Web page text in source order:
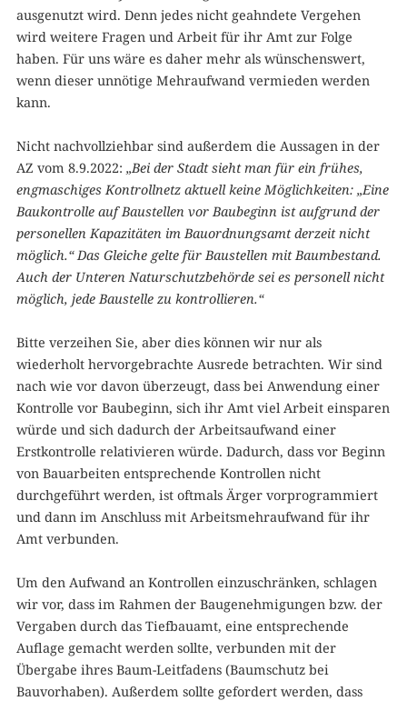
ausgenutzt wird. Denn jedes nicht geahndete Vergehen
wird weitere Fragen und Arbeit für ihr Amt zur Folge
haben. Für uns wäre es daher mehr als wünschenswert,
wenn dieser unnötige Mehraufwand vermieden werden
kann.
Nicht nachvollziehbar sind außerdem die Aussagen in der
AZ vom 8.9.2022: „Bei der Stadt sieht man für ein frühes,
engmaschiges Kontrollnetz aktuell keine Möglichkeiten: „Eine
Baukontrolle auf Baustellen vor Baubeginn ist aufgrund der
personellen Kapazitäten im Bauordnungsamt derzeit nicht
möglich.“ Das Gleiche gelte für Baustellen mit Baumbestand.
Auch der Unteren Naturschutzbehörde sei es personell nicht
möglich, jede Baustelle zu kontrollieren.“
Bitte verzeihen Sie, aber dies können wir nur als
wiederholt hervorgebrachte Ausrede betrachten. Wir sind
nach wie vor davon überzeugt, dass bei Anwendung einer
Kontrolle vor Baubeginn, sich ihr Amt viel Arbeit einsparen
würde und sich dadurch der Arbeitsaufwand einer
Erstkontrolle relativieren würde. Dadurch, dass vor Beginn
von Bauarbeiten entsprechende Kontrollen nicht
durchgeführt werden, ist oftmals Ärger vorprogrammiert
und dann im Anschluss mit Arbeitsmehraufwand für ihr
Amt verbunden.
Um den Aufwand an Kontrollen einzuschränken, schlagen
wir vor, dass im Rahmen der Baugenehmigungen bzw. der
Vergaben durch das Tiefbauamt, eine entsprechende
Auflage gemacht werden sollte, verbunden mit der
Übergabe ihres Baum-Leitfadens (Baumschutz bei
Bauvorhaben). Außerdem sollte gefordert werden, dass